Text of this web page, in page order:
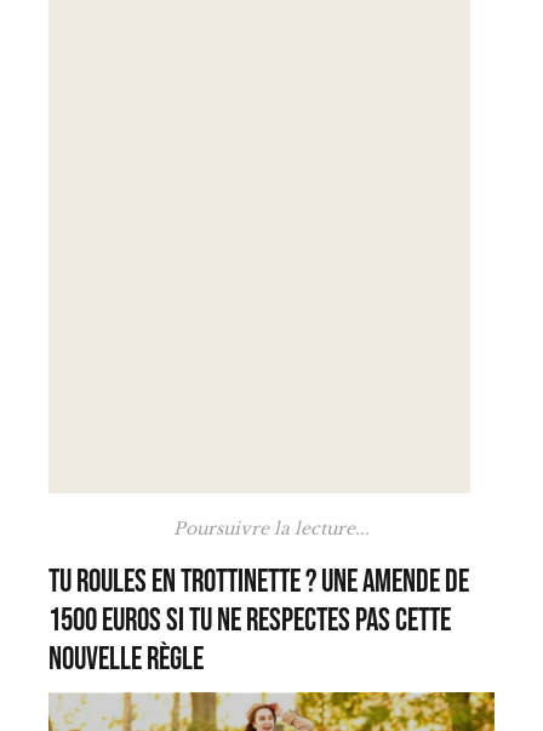
Poursuivre la lecture...
Tu roules en trottinette ? Une amende de
1500 euros si tu ne respectes pas cette
nouvelle règle